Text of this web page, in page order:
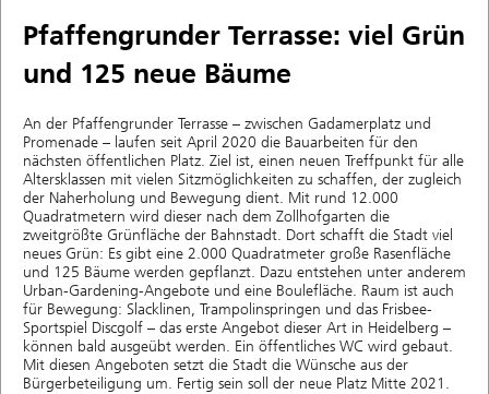
Pfaffengrunder Terrasse: viel Grün
und 125 neue Bäume
An der Pfaffengrunder Terrasse – zwischen Gadamerplatz und
Promenade – laufen seit April 2020 die Bauarbeiten für den
nächsten öffentlichen Platz. Ziel ist, einen neuen Treffpunkt für alle
Altersklassen mit vielen Sitzmöglichkeiten zu schaffen, der zugleich
der Naherholung und Bewegung dient. Mit rund 12.000
Quadratmetern wird dieser nach dem Zollhofgarten die
zweitgrößte Grünfläche der Bahnstadt. Dort schafft die Stadt viel
neues Grün: Es gibt eine 2.000 Quadratmeter große Rasenfläche
und 125 Bäume werden gepflanzt. Dazu entstehen unter anderem
Urban-Gardening-Angebote und eine Boulefläche. Raum ist auch
für Bewegung: Slacklinen, Trampolinspringen und das Frisbee-
Sportspiel Discgolf – das erste Angebot dieser Art in Heidelberg –
können bald ausgeübt werden. Ein öffentliches WC wird gebaut.
Mit diesen Angeboten setzt die Stadt die Wünsche aus der
Bürgerbeteiligung um. Fertig sein soll der neue Platz Mitte 2021.